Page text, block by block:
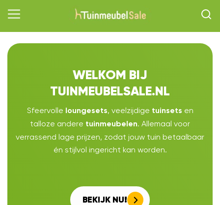
WELKOM BIJ
TUINMEUBELSALE.NL
Sfeervolle loungesets, veelzijdige tuinsets en
talloze andere tuinmeubelen. Allemaal voor
verrassend lage prijzen, zodat jouw tuin betaalbaar
én stijlvol ingericht kan worden.
BEKIJK NU!